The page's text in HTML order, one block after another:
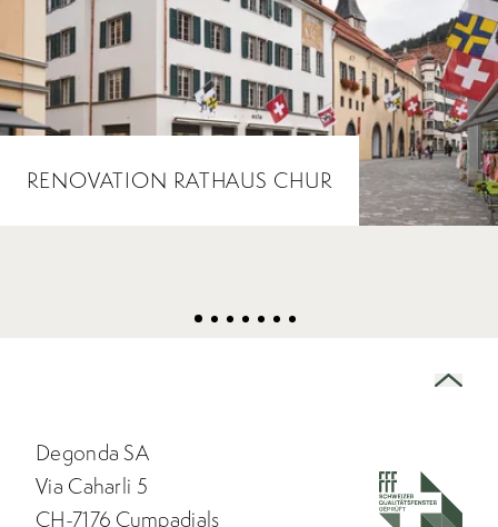
RENOVATION RATHAUS CHUR
Degonda SA
Via Caharli 5
CH-7176 Cumpadials